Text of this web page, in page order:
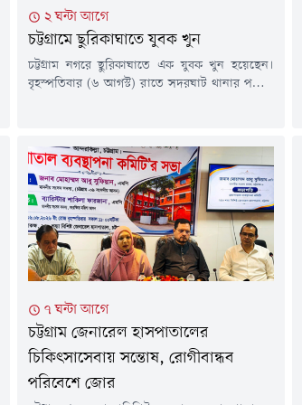
২ ঘন্টা আগে
চট্টগ্রামে ছুরিকাঘাতে যুবক খুন
চট্টগ্রাম নগরে ছুরিকাঘাতে এক যুবক খুন হয়েছেন।
বৃহস্পতিবার (৬ আগস্ট) রাতে সদরঘাট থানার পশ্চিম
পুলিশ ঘটনাস্থলে গেছে। কী কারণে তাকে ছুরিকাঘাত
করা হয়েছে তা নিশ্চিত হওয়া যায়নি। বিষয়টি আমরা
খতিয়ে দেখছি।"চমেক...
৭ ঘন্টা আগে
চট্টগ্রাম জেনারেল হাসপাতালের
চিকিৎসাসেবায় সন্তোষ, রোগীবান্ধব
পরিবেশে জোর